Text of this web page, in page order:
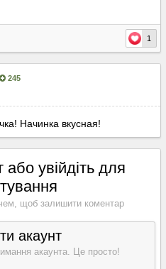
1
245
Начинка вкусная!
або увійдіть для
щоб залишити коментар
акаунт
акаунта. Це просто!